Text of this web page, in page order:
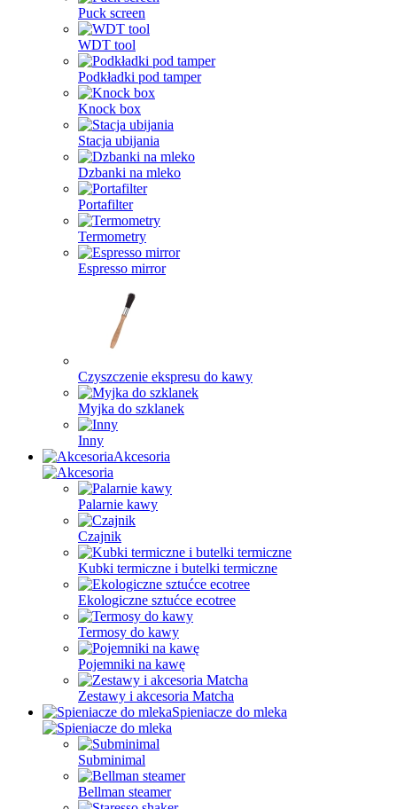
Puck screen
WDT tool
Podkładki pod tamper
Knock box
Stacja ubijania
Dzbanki na mleko
Portafilter
Termometry
Espresso mirror
Czyszczenie ekspresu do kawy
Myjka do szklanek
Inny
Akcesoria
Palarnie kawy
Czajnik
Kubki termiczne i butelki termiczne
Ekologiczne sztućce ecotree
Termosy do kawy
Pojemniki na kawę
Zestawy i akcesoria Matcha
Spieniacze do mleka
Subminimal
Bellman steamer